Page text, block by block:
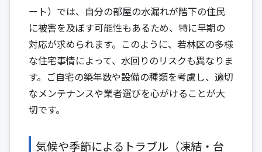
ート）では、自分の部屋の水漏れが階下の住民
に被害を及ぼす可能性もあるため、特に早期の
対応が求められます。このように、若林区の多様
な住宅事情によって、水回りのリスクも異なりま
す。ご自宅の築年数や設備の種類を考慮し、適切
なメンテナンスや業者選びを心がけることが大
切です。
気候や季節によるトラブル（凍結・台